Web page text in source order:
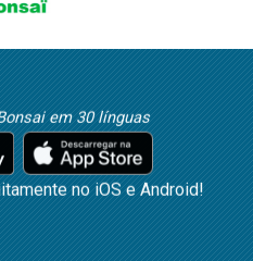
em 30 línguas
no iOS e Android!